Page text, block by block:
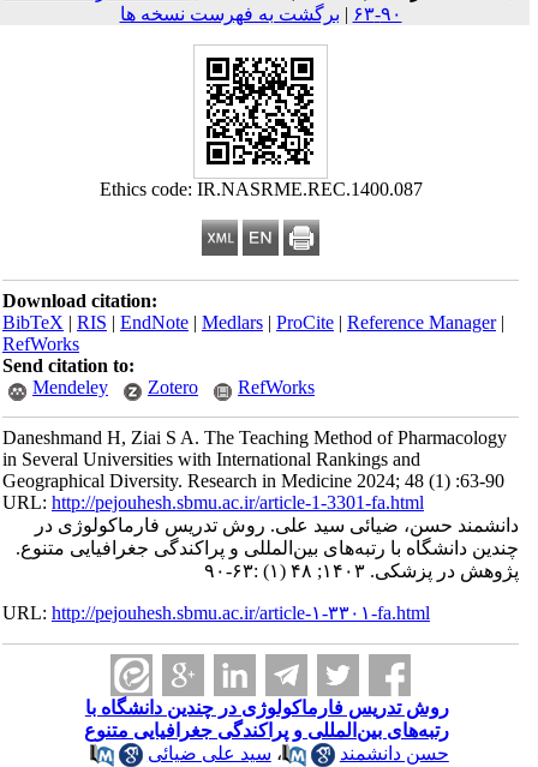
۹۰-۶۳
| برگشت به فهرست نسخه ها
Ethics code: IR.NASRME.REC.1400.087
Download citation:
BibTeX|RIS|EndNote|Medlars|ProCite|Reference Manager
RefWorks
Send citation to:
Mendeley
Zotero RefWorks
Daneshmand H, Ziai S A. The Teaching Method of Pharmacology
in Several Universities with International Rankings and
Geographical Diversity. Research in Medicine 2024; 48 (1) :63-90
URL:http://pejouhesh.sbmu.ac.ir/article-1-3301-fa.html
دانشمند حسن، ضیائی سید علی. ‌روش تدریس فارماکولوژی در
چندین دانشگاه با رتبه‌های بین‌المللی و پراکندگی جغرافیایی متنوع.
پژوهش در پزشکی. ۱۴۰۳; ۴۸ (۱) :۶۳-۹۰
URL:http://pejouhesh.sbmu.ac.ir/article-۱-۳۳۰۱-fa.html
‌روش تدریس فارماکولوژی در چندین دانشگاه با
رتبه‌های بین‌المللی و پراکندگی جغرافیایی متنوع
حسن دانشمند
،سید علی ضیائی